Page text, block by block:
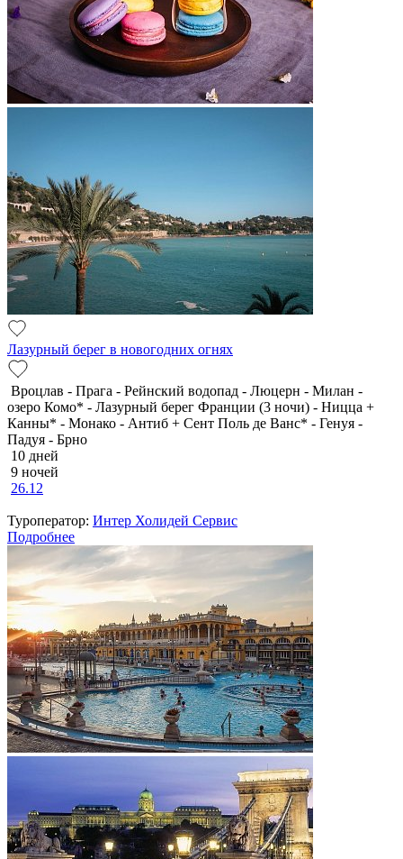
Лазурный берег в новогодних огнях
Вроцлав - Прага - Рейнский водопад - Люцерн - Милан -
озеро Комо* - Лазурный берег Франции (3 ночи) - Ницца +
Канны* - Монако - Антиб + Сент Поль де Ванс* - Генуя -
Падуя - Брно
10 дней
9 ночей
26.12
Туроператор: Интер Холидей Сервис
Подробнее